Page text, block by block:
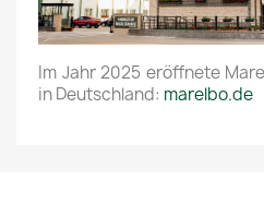
Im Jahr 2025 eröffnete
in Deutschland: marelbo.de